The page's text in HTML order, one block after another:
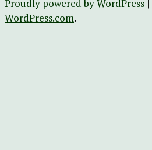
Proudly powered by WordPress |
WordPress.com.